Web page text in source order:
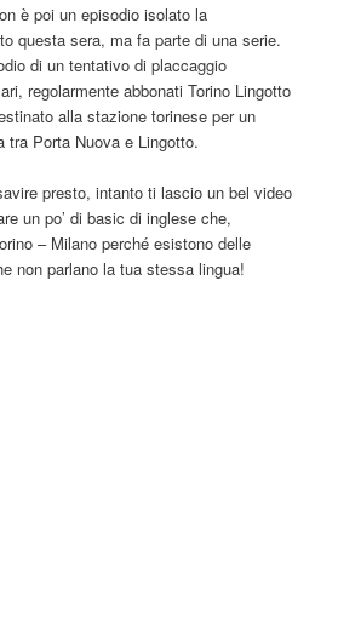
è poi un episodio isolato la
questa sera, ma fa parte di una serie.
di un tentativo di placcaggio
regolarmente abbonati Torino Lingotto
alla stazione torinese per un
tra Porta Nuova e Lingotto.
presto, intanto ti lascio un bel video
un po’ di basic di inglese che,
– Milano perché esistono delle
non parlano la tua stessa lingua!